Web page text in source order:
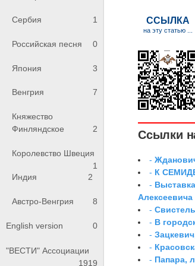
Сербия 1
Российская песня 0
Япония 3
Венгрия 7
Княжество
Финляндское
2
Королевство Швеция
1
Индия
2
Австро-Венгрия 8
English version 0
"ВЕСТИ" Ассоциации
1919
Ссылки
-
- К
-
Алексеевича
-
- В
-
-
- Папара,